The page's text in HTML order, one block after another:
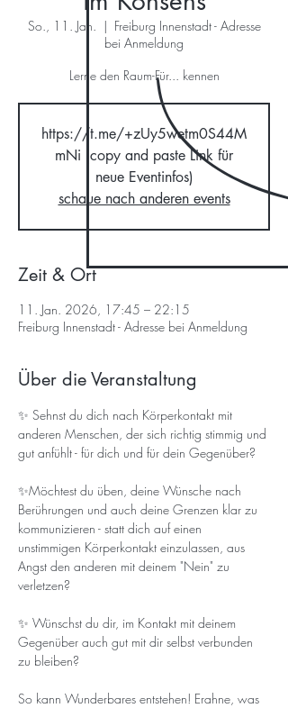
So., 11. Jan.
  |
Freiburg Innenstadt - Adresse
bei Anmeldung
Lerne den Raum-Für... kennen
https://t.me/+zUy5wetm0S44M
mNi (copy and paste Link für
neue Eventinfos)
schaue nach anderen events
Zeit & Ort
11. Jan. 2026, 17:45 – 22:15
Freiburg Innenstadt - Adresse bei Anmeldung
Über die Veranstaltung
✨ Sehnst du dich nach Körperkontakt mit
anderen Menschen, der sich richtig stimmig und
gut anfühlt - für dich und für dein Gegenüber?
✨Möchtest du üben, deine Wünsche nach
Berührungen und auch deine Grenzen klar zu
kommunizieren - statt dich auf einen
unstimmigen Körperkontakt einzulassen, aus
Angst den anderen mit deinem "Nein" zu
verletzen?
✨ Wünschst du dir, im Kontakt mit deinem
Gegenüber auch gut mit dir selbst verbunden
zu bleiben?
So kann Wunderbares entstehen! Erahne, was